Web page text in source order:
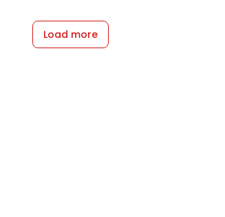
Load more